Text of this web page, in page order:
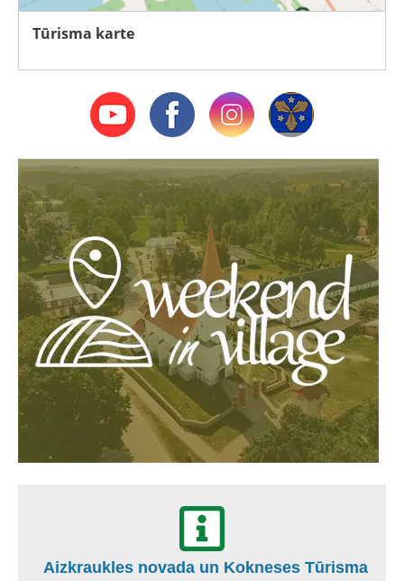
Tūrisma karte
Aizkraukles novada un Kokneses Tūrisma